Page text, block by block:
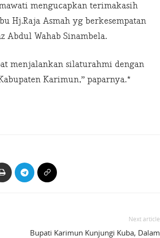
mengucapkan terimakasih
Hj.Raja Asmah yg berkesempatan
Abdul Wahab Sinambela.
menjalankan silaturahmi dengan
Karimun,” paparnya.*
Next article
Bupati Karimun Kunjungi Kuba, Dalam